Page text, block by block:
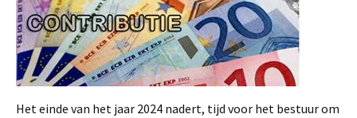
Het einde van het jaar 2024 nadert, tijd voor het bestuur om